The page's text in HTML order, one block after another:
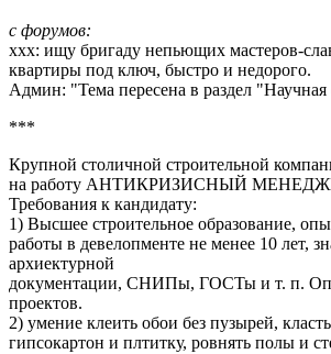
с форумов:
ххх: ищу бригаду непьющих мастеров-
квартиры под ключ, быстро и недорого.
Админ: "Тема пересена в раздел "Научная
***
Крупной столичной строительной
на работу АHТИКРИЗИСHЫЙ
Требования к кандидату:
1) Высшее строительное образование,
работы в девелопменте не менее 10 лет,
архиектурной
документации, СHИПы, ГОСТы и т. п.
проектов.
2) умение клеить обои без пузырей,
гипсокартон и плтитку, ровнять полы и